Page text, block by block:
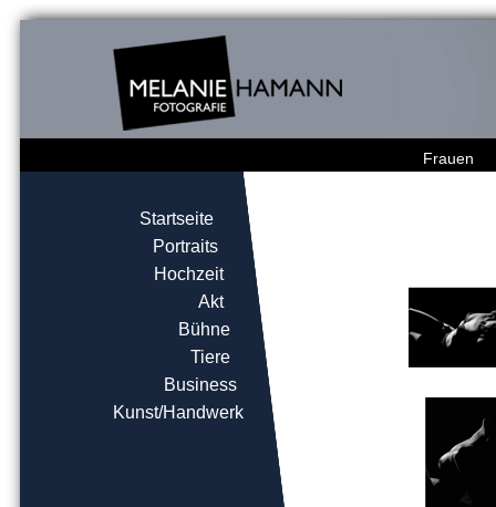
Frauen
Startseite
Portraits
Hochzeit
Akt
Bühne
Tiere
Business
Kunst/Handwerk